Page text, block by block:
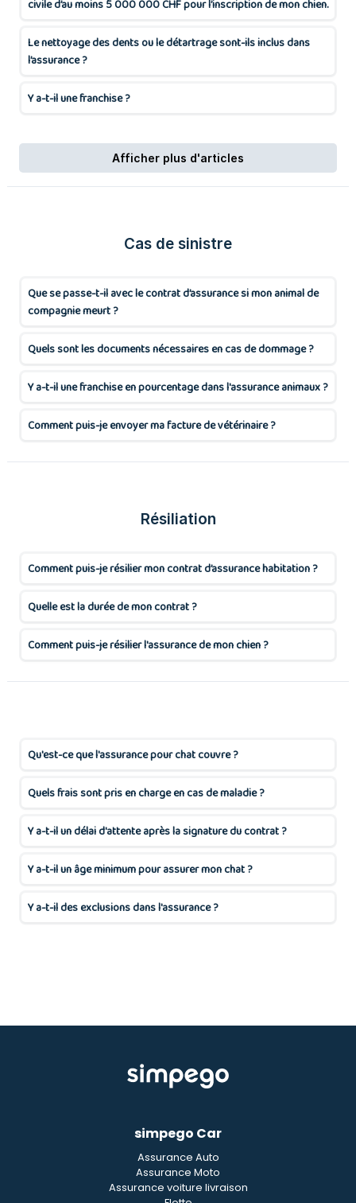
simpego Car
Assurance Auto
Assurance Moto
Assurance voiture livraison